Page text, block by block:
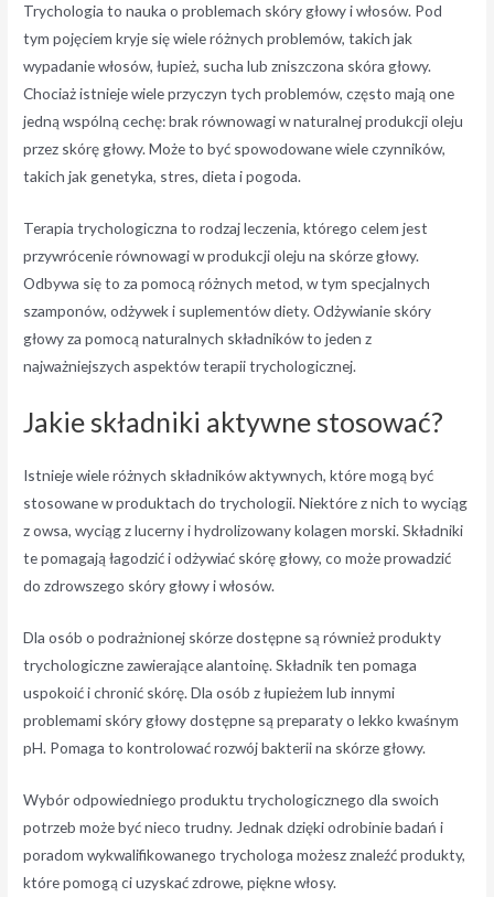
Trychologia to nauka o problemach skóry głowy i włosów. Pod
tym pojęciem kryje się wiele różnych problemów, takich jak
wypadanie włosów, łupież, sucha lub zniszczona skóra głowy.
Chociaż istnieje wiele przyczyn tych problemów, często mają one
jedną wspólną cechę: brak równowagi w naturalnej produkcji oleju
przez skórę głowy. Może to być spowodowane wiele czynników,
takich jak genetyka, stres, dieta i pogoda.
Terapia trychologiczna to rodzaj leczenia, którego celem jest
przywrócenie równowagi w produkcji oleju na skórze głowy.
Odbywa się to za pomocą różnych metod, w tym specjalnych
szamponów, odżywek i suplementów diety. Odżywianie skóry
głowy za pomocą naturalnych składników to jeden z
najważniejszych aspektów terapii trychologicznej.
Jakie składniki aktywne stosować?
Istnieje wiele różnych składników aktywnych, które mogą być
stosowane w produktach do trychologii. Niektóre z nich to wyciąg
z owsa, wyciąg z lucerny i hydrolizowany kolagen morski. Składniki
te pomagają łagodzić i odżywiać skórę głowy, co może prowadzić
do zdrowszego skóry głowy i włosów.
Dla osób o podrażnionej skórze dostępne są również produkty
trychologiczne zawierające alantoinę. Składnik ten pomaga
uspokoić i chronić skórę. Dla osób z łupieżem lub innymi
problemami skóry głowy dostępne są preparaty o lekko kwaśnym
pH. Pomaga to kontrolować rozwój bakterii na skórze głowy.
Wybór odpowiedniego produktu trychologicznego dla swoich
potrzeb może być nieco trudny. Jednak dzięki odrobinie badań i
poradom wykwalifikowanego trychologa możesz znaleźć produkty,
które pomogą ci uzyskać zdrowe, piękne włosy.